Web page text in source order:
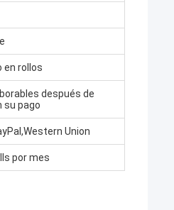
en rollos
después de
su pago
Union
por mes